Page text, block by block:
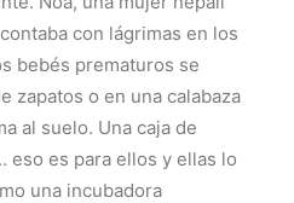
con lágrimas en los
bebés prematuros se
zapatos o en una calabaza
al suelo. Una caja de
eso es para ellos y ellas lo
una incubadora